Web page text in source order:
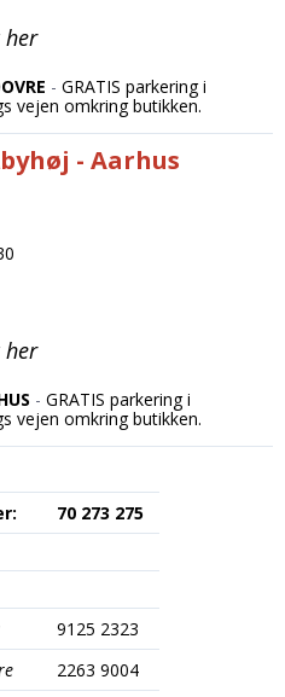
her
- GRATIS parkering i
vejen omkring butikken.
- Aarhus
her
- GRATIS parkering i
vejen omkring butikken.
70 273 275
9125 2323
2263 9004